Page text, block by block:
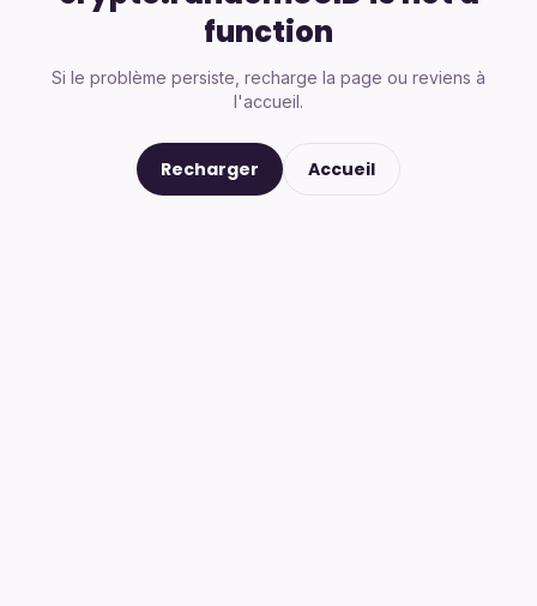
function
Si le problème persiste, recharge la page ou reviens à
l'accueil.
Recharger Accueil